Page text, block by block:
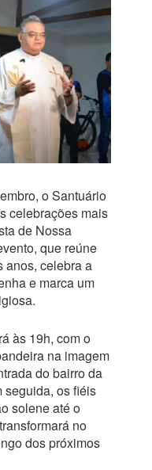
o Santuário
celebrações mais
de Nossa
que reúne
anos, celebra a
e marca um
às 19h, com o
na imagem
do bairro da
seguida, os fiéis
solene até o
no
dos próximos